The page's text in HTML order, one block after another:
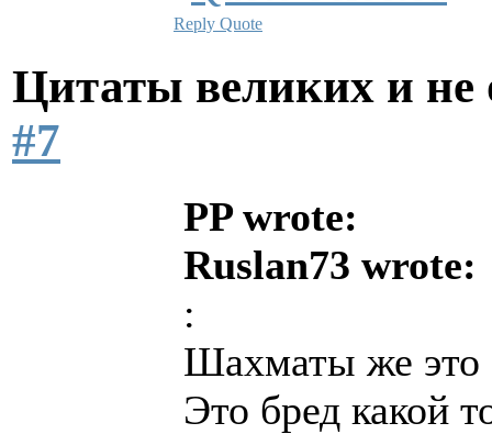
Reply Quote
Цитаты великих и
#7
PP wrote:
Ruslan73 wrote:
:
Шахматы же это
Это бред какой